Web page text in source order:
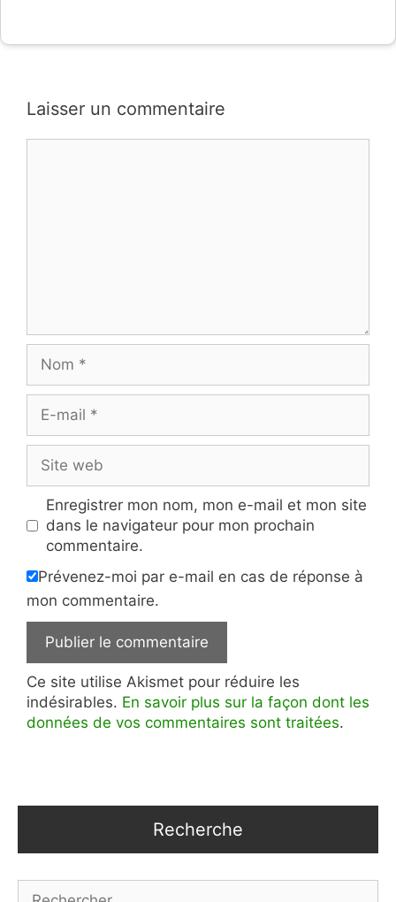
Laisser un commentaire
mail
web
Enregistrer mon nom, mon e-mail et mon site
dans le navigateur pour mon prochain
commentaire.
Prévenez-moi par e-mail en cas de réponse à
mon commentaire.
Ce site utilise Akismet pour réduire les
indésirables. En savoir plus sur la façon dont les
données de vos commentaires sont traitées.
Recherche